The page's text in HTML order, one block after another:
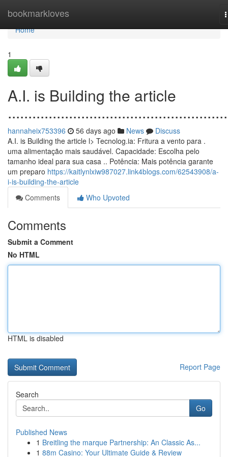
bookmarkloves
Home
Home
1
A.I. is Building the article
hannaheix753396 56 days ago News
Discuss
A.I. is Building the article l> Tecnolog.ia: Fritura a vento para .
uma alimentação mais saudável. Capacidade: Escolha pelo
tamanho ideal para sua casa .. Potência: Mais potência garante
um preparo https://kaitlynlxiw987027.link4blogs.com/62543908/a-
i-is-building-the-article
Comments
Who Upvoted
Comments
Submit a Comment
No HTML
HTML is disabled
Report Page
Search
Go
Published News
1 Breitling the marque Partnership: An Classic As...
1 88m Casino: Your Ultimate Guide & Review